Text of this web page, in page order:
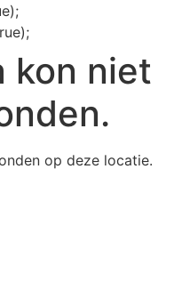
kon niet
op deze locatie.